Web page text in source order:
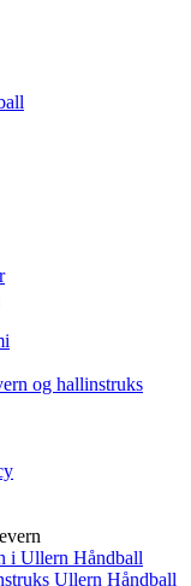
og hallinstruks
i Ullern Håndball
Ullern Håndball